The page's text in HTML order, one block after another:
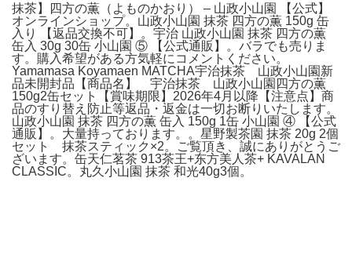
抹茶】四方の薫（よものかおり） – 山政小山園 【公式】
オンラインショップ。山政小山園 抹茶 四方の薫 150g 缶
入り 【返品交換不可】。宇治 山政小山園 抹茶 四方の薫
缶入 30g 30缶 小山園 ⑤ 【公式通販】。バラでも売りま
す。購入希望がある方気軽にコメントください。
Yamamasa Koyamaen MATCHA宇治抹茶 山政小山園新
品未開封品【商品名】 宇治抹茶 山政小山園四方の薫
150g2缶セット【賞味期限】2026年4月以降【注意点】商
品のすり替え防止等返品・返金は一切お断りいたします。
山政小山園 抹茶 四方の薫 缶入 150g 1缶 小山園 ④ 【公式
通販】。大量持っております。。星野製茶園 抹茶 20g 2個
セット 抹茶スティック×2。ご覧頂き、誠にありがとうご
ざいます。缶天仁茗茶 913茶王+东方美人茶+ KAVALAN
CLASSIC。丸久小山園 抹茶 和光40g3個。